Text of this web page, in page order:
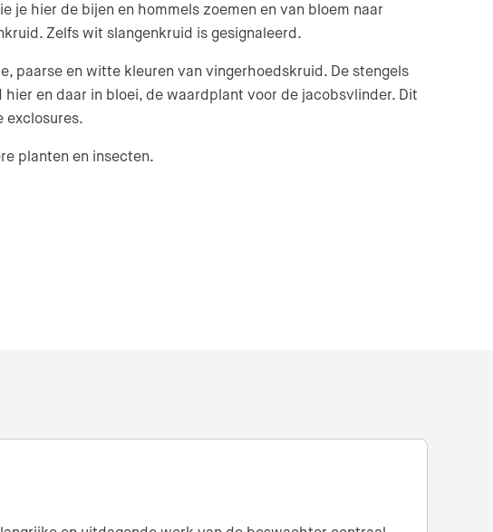
je hier de bijen en hommels zoemen en van bloem naar
Zelfs wit slangenkruid is gesignaleerd.
paarse en witte kleuren van vingerhoedskruid. De stengels
en daar in bloei, de waardplant voor de jacobsvlinder. Dit
exclosures.
planten en insecten.